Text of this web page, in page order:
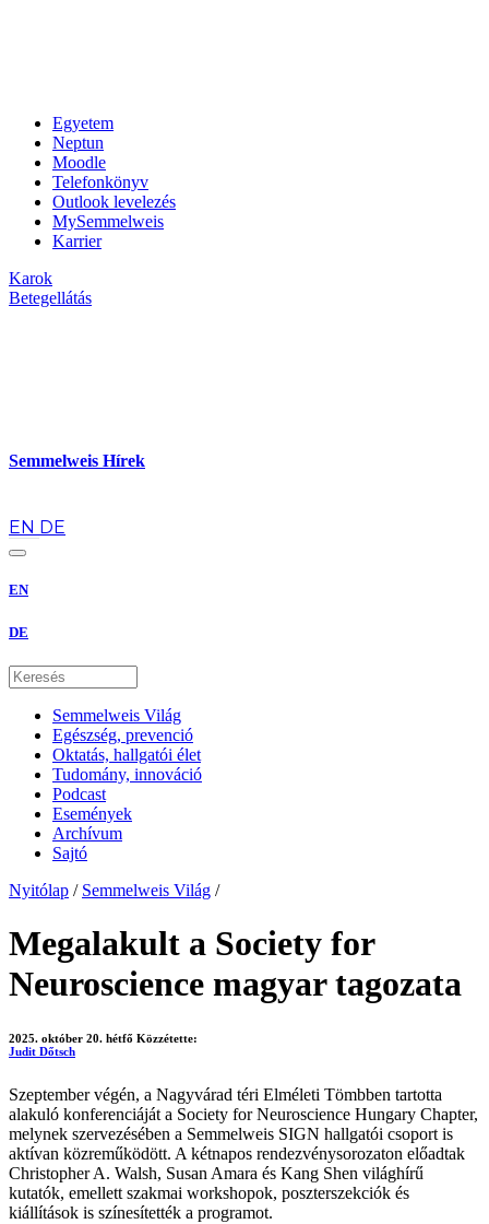
Egyetem
Neptun
Moodle
Telefonkönyv
Outlook levelezés
MySemmelweis
Karrier
Karok
Betegellátás
Semmelweis Hírek
EN DE
EN
DE
Semmelweis Világ
Egészség, prevenció
Oktatás, hallgatói élet
Tudomány, innováció
Podcast
Események
Archívum
Sajtó
Nyitólap / Semmelweis Világ /
Megalakult a Society for
Neuroscience magyar tagozata
2025. október 20. hétfő Közzétette:
Judit Dőtsch
Szeptember végén, a Nagyvárad téri Elméleti Tömbben tartotta
alakuló konferenciáját a Society for Neuroscience Hungary Chapter,
melynek szervezésében a Semmelweis SIGN hallgatói csoport is
aktívan közreműködött. A kétnapos rendezvénysorozaton előadtak
Christopher A. Walsh, Susan Amara és Kang Shen világhírű
kutatók, emellett szakmai workshopok, poszterszekciók és
kiállítások is színesítették a programot.